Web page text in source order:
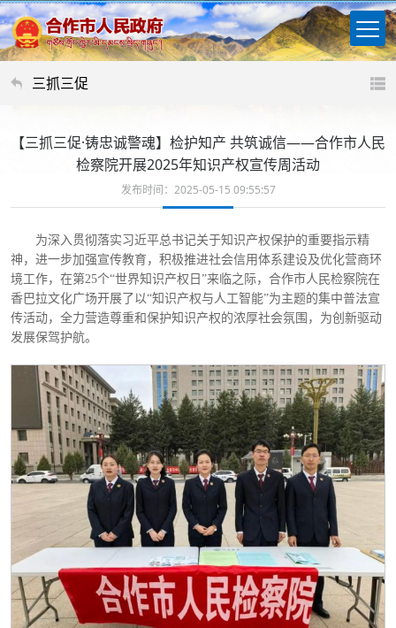
三抓三促
【三抓三促·铸忠诚警魂】检护知产 共筑诚信——合作市人民
检察院开展2025年知识产权宣传周活动
发布时间：2025-05-15 09:55:57
为深入贯彻落实习近平总书记关于知识产权保护的重要指示精
神，进一步加强宣传教育，积极推进社会信用体系建设及优化营商环
境工作，在第25个“世界知识产权日”来临之际，合作市人民检察院在
香巴拉文化广场开展了以“知识产权与人工智能”为主题的集中普法宣
传活动，全力营造尊重和保护知识产权的浓厚社会氛围，为创新驱动
发展保驾护航。